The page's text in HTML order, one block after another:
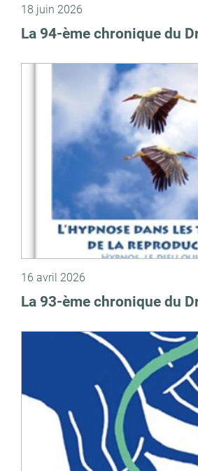
18 juin 2026
La 94-ème chronique du
16 avril 2026
La 93-ème chronique du